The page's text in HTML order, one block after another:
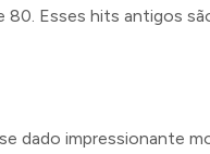
Esses hits antigos
dado impressionante